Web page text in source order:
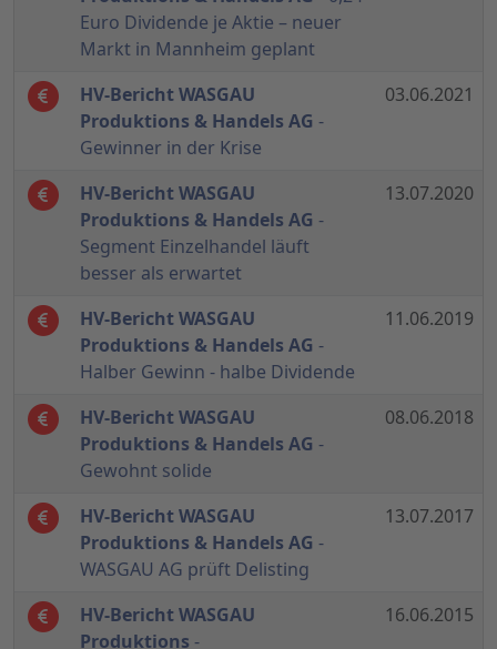
Euro Dividende je Aktie – neuer
Markt in Mannheim geplant
HV-Bericht WASGAU
Produktions & Handels AG -
Gewinner in der Krise
03.06.2021
HV-Bericht WASGAU
Produktions & Handels AG -
Segment Einzelhandel läuft
besser als erwartet
13.07.2020
HV-Bericht WASGAU
Produktions & Handels AG -
Halber Gewinn - halbe Dividende
11.06.2019
HV-Bericht WASGAU
Produktions & Handels AG -
Gewohnt solide
08.06.2018
HV-Bericht WASGAU
Produktions & Handels AG -
WASGAU AG prüft Delisting
13.07.2017
HV-Bericht WASGAU
Produktions -
16.06.2015